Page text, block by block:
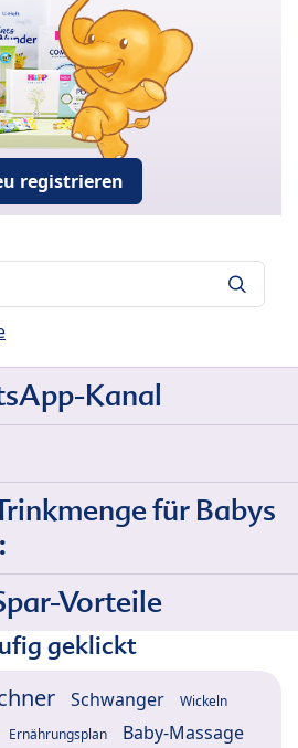
registrieren
Kanal
für Babys
Vorteile
geklickt
Schwanger Wickeln
Ernährungsplan Baby-Massage